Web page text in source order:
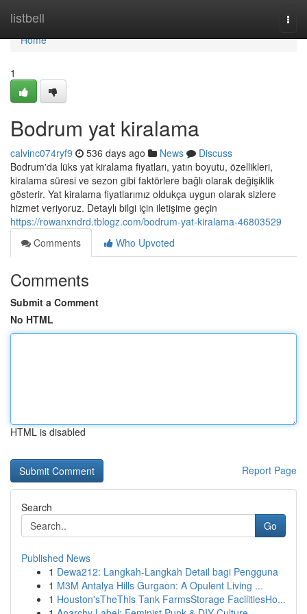
listbell
Home
Home
1
Bodrum yat kiralama
calvinc074ryf9 536 days ago News
Discuss
Bodrum'da lüks yat kiralama fiyatları, yatın boyutu, özellikleri,
kiralama süresi ve sezon gibi faktörlere bağlı olarak değişiklik
gösterir. Yat kiralama fiyatlarımız oldukça uygun olarak sizlere
hizmet veriyoruz. Detaylı bilgi için iletişime geçin
https://rowanxndrd.tblogz.com/bodrum-yat-kiralama-46803529
Comments
Who Upvoted
Comments
Submit a Comment
No HTML
HTML is disabled
Report Page
Search
Go
Published News
1 Dewa212: Langkah-Langkah Detail bagi Pengguna
1 M3M Antalya Hills Gurgaon: A Opulent Living ...
1 Houston'sTheThis Tank FarmsStorage FacilitiesHo...